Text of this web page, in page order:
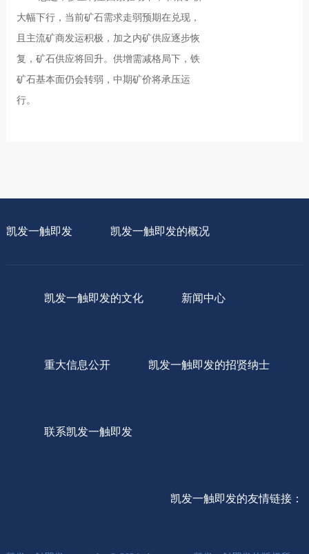
大幅下行，当前矿石需求走弱预期在兑现，
且主流矿商发运积极，加之内矿供应逐步恢
复，矿石供应将回升。供增需减格局下，铁
矿石基本面仍会转弱，中期矿价将承压运
行。
凯发一触即发 凯发一触即发的概况
凯发一触即发的文化 新闻中心
重大信息公开 凯发一触即发的招贤纳士
联系凯发一触即发
凯发一触即发的友情链接：